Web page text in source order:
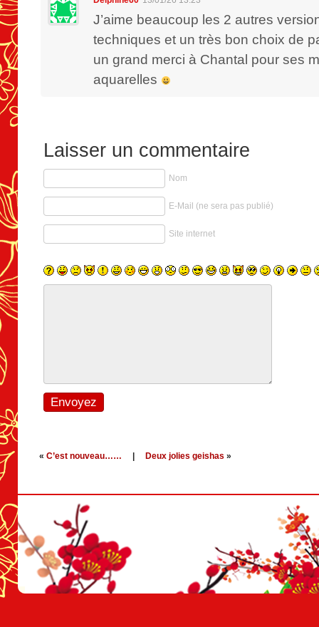
J’aime beaucoup les 2 autres
techniques et un très bon choix de
un grand merci à Chantal pour ses
aquarelles
Laisser un commentaire
Nom
E-Mail (ne sera pas publié)
Site internet
« C’est nouveau…… Deux jolies geishas »